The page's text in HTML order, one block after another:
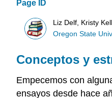
Page ID
Liz Delf, Kristy
Oregon State
Conceptos y
Empecemos con
ensayos desde hace